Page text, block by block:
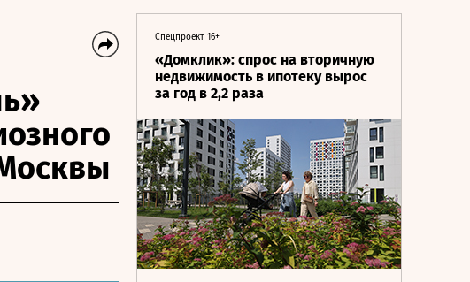
Спецпроект 16+
«Домклик»: спрос на вторичную
недвижимость в ипотеку вырос
за год в 2,2 раза